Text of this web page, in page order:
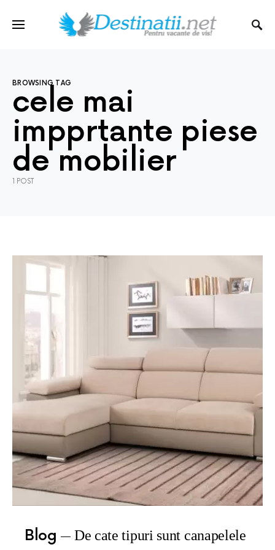
BROWSING TAG
cele mai
impprtante piese
de mobilier
1 POST
Blog De cate tipuri sunt canapelele